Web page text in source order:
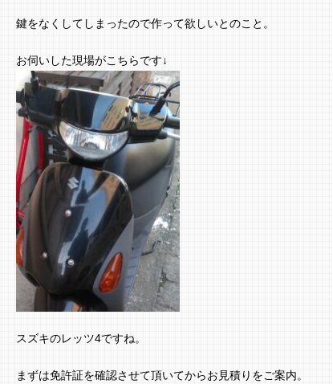
鍵をなくしてしまったので作って欲しいとのこと。
お伺いした現場がこちらです↓
スズキのレッツ4ですね。
まずは免許証を確認させて頂いてからお見積りをご案内。